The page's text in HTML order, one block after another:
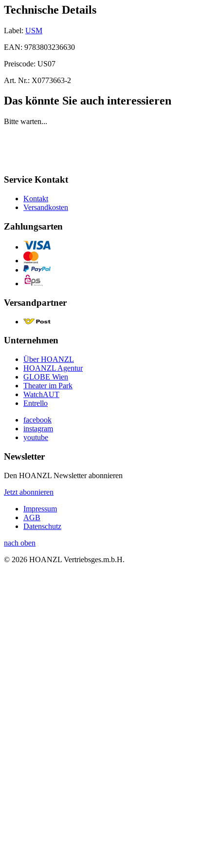
Technische Details
Label: USM
EAN: 9783803236630
Preiscode: US07
Art. Nr.: X0773663-2
Das könnte Sie auch interessieren
Bitte warten...
Service Kontakt
Kontakt
Versandkosten
Zahlungsarten
Versandpartner
Unternehmen
Über HOANZL
HOANZL Agentur
GLOBE Wien
Theater im Park
WatchAUT
Entrello
facebook
instagram
youtube
Newsletter
Den HOANZL Newsletter abonnieren
Jetzt abonnieren
Impressum
AGB
Datenschutz
nach oben
© 2026 HOANZL Vertriebsges.m.b.H.